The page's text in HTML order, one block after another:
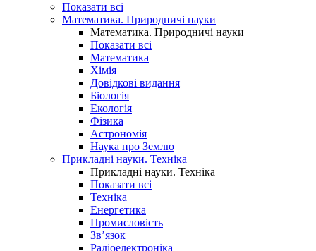
Показати всі
Математика. Природничі науки
Математика. Природничі науки
Показати всі
Математика
Хімія
Довідкові видання
Біологія
Екологія
Фізика
Астрономія
Наука про Землю
Прикладні науки. Техніка
Прикладні науки. Техніка
Показати всі
Техніка
Енергетика
Промисловість
Зв’язок
Радіоелектроніка